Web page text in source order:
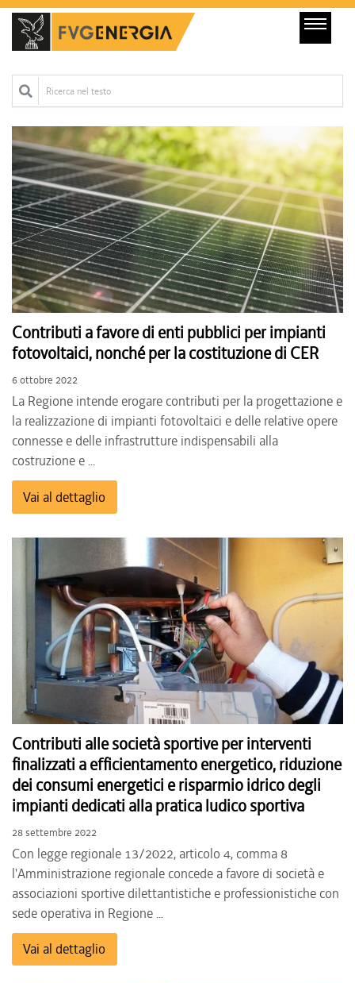
Ricerca nel testo
Contributi a favore di enti pubblici per impianti
fotovoltaici, nonché per la costituzione di CER
6 ottobre 2022
La Regione intende erogare contributi per la progettazione e
la realizzazione di impianti fotovoltaici e delle relative opere
connesse e delle infrastrutture indispensabili alla
costruzione e ...
Vai al dettaglio
Contributi alle società sportive per interventi
finalizzati a efficientamento energetico, riduzione
dei consumi energetici e risparmio idrico degli
impianti dedicati alla pratica ludico sportiva
28 settembre 2022
Con legge regionale 13/2022, articolo 4, comma 8
l'Amministrazione regionale concede a favore di società e
associazioni sportive dilettantistiche e professionistiche con
sede operativa in Regione ...
Vai al dettaglio